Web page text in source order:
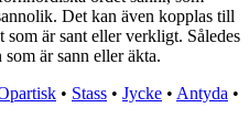
Det kan även kopplas till
är sant eller verkligt. Således
är sann eller äkta.
• Stass • Jycke • Antyda •